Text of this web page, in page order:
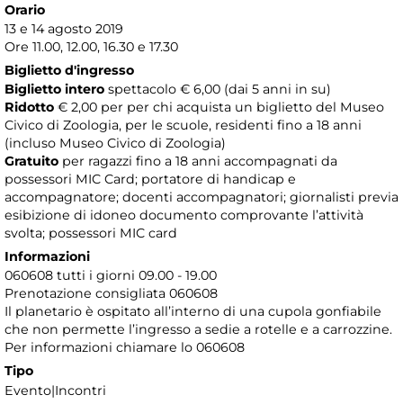
Orario
13 e 14 agosto 2019
Ore 11.00, 12.00, 16.30 e 17.30
Biglietto d'ingresso
Biglietto intero spettacolo € 6,00 (dai 5 anni in su)
Ridotto € 2,00 per per chi acquista un biglietto del Museo
Civico di Zoologia, per le scuole, residenti fino a 18 anni
(incluso Museo Civico di Zoologia)
Gratuito per ragazzi fino a 18 anni accompagnati da
possessori MIC Card; portatore di handicap e
accompagnatore; docenti accompagnatori; giornalisti previa
esibizione di idoneo documento comprovante l’attività
svolta; possessori MIC card
Informazioni
060608 tutti i giorni 09.00 - 19.00
Prenotazione consigliata 060608
​Il planetario è ospitato all’interno di una cupola gonfiabile
che non permette l’ingresso a sedie a rotelle e a carrozzine.
Per informazioni chiamare lo 060608
Tipo
Evento|Incontri